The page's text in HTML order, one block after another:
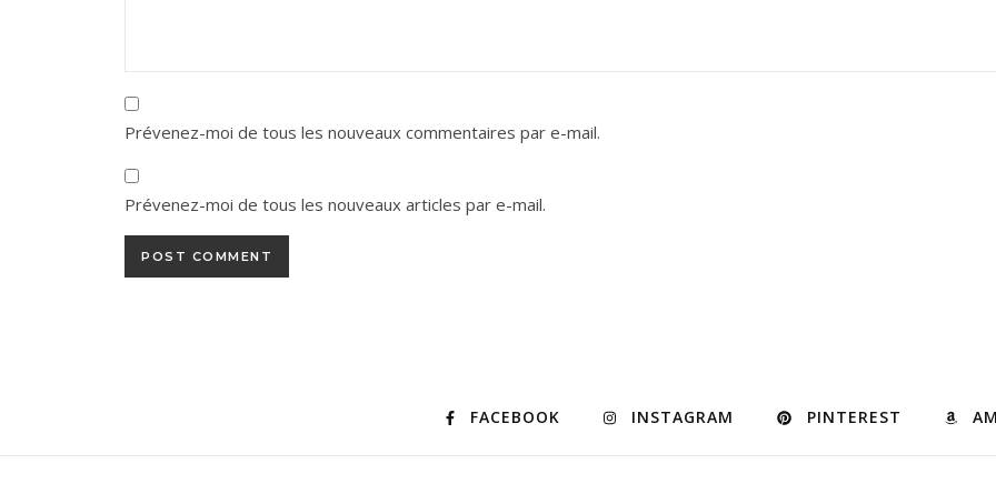
Prévenez-moi de tous les nouveaux commentaires par e-mail.
Prévenez-moi de tous les nouveaux articles par e-mail.
FACEBOOK INSTAGRAM PINTEREST